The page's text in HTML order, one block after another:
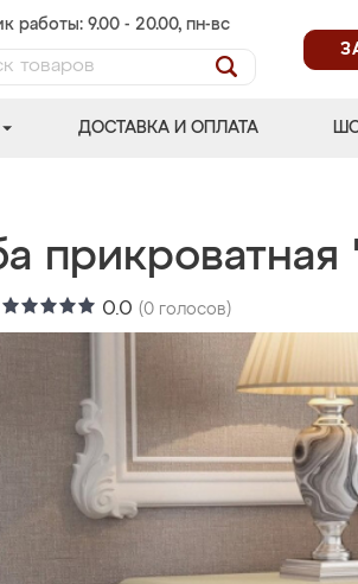
работы: 9.00 - 20.00, пн-вс
ДОСТАВКА И ОПЛАТА
прикроватная
0.0 (0 голосов)